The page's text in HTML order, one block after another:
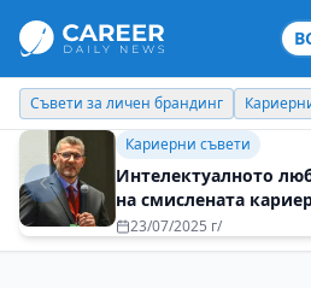
Кариерни съвети Новини Нови
Бизнес брандинг
Печелиш повече,
другите да печелят
08/05/2025 г/